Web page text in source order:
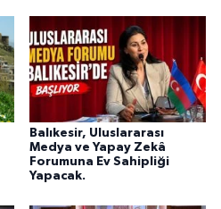
Balıkesir, Uluslararası
Medya ve Yapay Zekâ
Forumuna Ev Sahipliği
Yapacak.